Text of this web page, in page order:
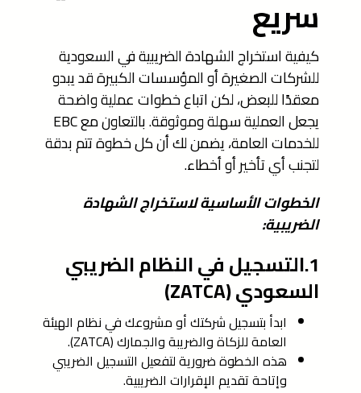
سريع
كيفية استخراج الشهادة الضريبية في السعودية
للشركات الصغيرة أو المؤسسات الكبيرة قد يبدو
معقدًا للبعض، لكن اتباع خطوات عملية واضحة
يجعل العملية سهلة وموثوقة. بالتعاون مع EBC
للخدمات العامة، يضمن لك أن كل خطوة تتم بدقة
لتجنب أي تأخير أو أخطاء.
الخطوات الأساسية لاستخراج الشهادة
الضريبية:
1.التسجيل في النظام الضريبي
السعودي (ZATCA)
ابدأ بتسجيل شركتك أو مشروعك في نظام الهيئة
العامة للزكاة والضريبة والجمارك (ZATCA).
هذه الخطوة ضرورية لتفعيل التسجيل الضريبي
وإتاحة تقديم الإقرارات الضريبية.